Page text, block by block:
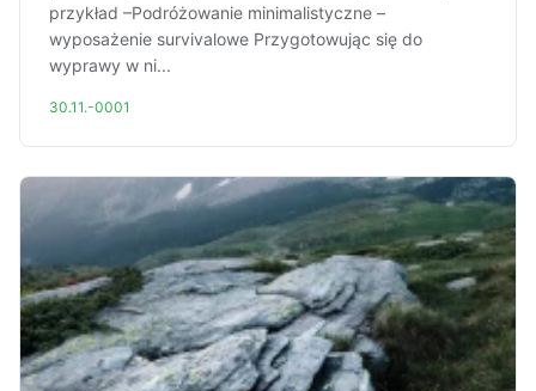
przykład –Podróżowanie minimalistyczne –
wyposażenie survivalowe Przygotowując się do
wyprawy w ni...
30.11.-0001